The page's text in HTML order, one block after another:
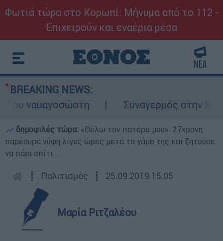
Φωτιά τώρα στο Κορωπί: Μήνυμα από το 112 -
Επιχειρούν και εναέρια μέσα
BREAKING NEWS:
ναυαγοσώστη
Συναγερμός στην
δημοφιλές τώρα: «Θέλω τον πατέρα μου»: 27χρονη
παρέσυρε νύφη λίγες ώρες μετά το γάμο της και ζητούσε
να πάει σπίτι...
┋ Πολιτισμός ┋ 25.09.2019 15:05
Μαρία Ριτζαλέου